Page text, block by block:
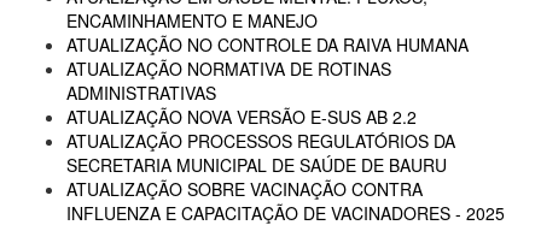
ENCAMINHAMENTO E MANEJO
ATUALIZAÇÃO NO CONTROLE DA RAIVA HUMANA
ATUALIZAÇÃO NORMATIVA DE ROTINAS
ADMINISTRATIVAS
ATUALIZAÇÃO NOVA VERSÃO E-SUS AB 2.2
ATUALIZAÇÃO PROCESSOS REGULATÓRIOS DA
SECRETARIA MUNICIPAL DE SAÚDE DE BAURU
ATUALIZAÇÃO SOBRE VACINAÇÃO CONTRA
INFLUENZA E CAPACITAÇÃO DE VACINADORES - 2025